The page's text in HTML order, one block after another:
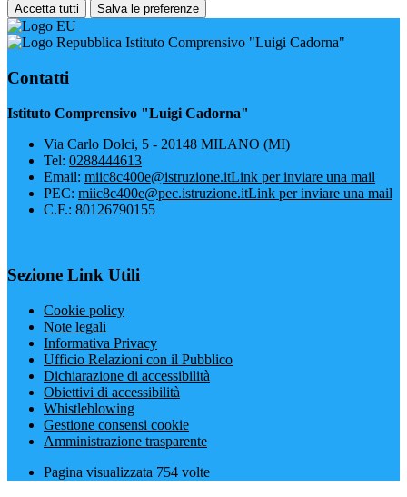
Accetta tutti Salva le preferenze
Istituto Comprensivo "Luigi Cadorna"
Contatti
Istituto Comprensivo "Luigi Cadorna"
Via Carlo Dolci, 5 - 20148 MILANO (MI)
Tel: 0288444613
Email: miic8c400e@istruzione.itLink per inviare una mail
PEC: miic8c400e@pec.istruzione.itLink per inviare una mail
C.F.: 80126790155
Sezione Link Utili
Cookie policy
Note legali
Informativa Privacy
Ufficio Relazioni con il Pubblico
Dichiarazione di accessibilità
Obiettivi di accessibilità
Whistleblowing
Gestione consensi cookie
Amministrazione trasparente
Pagina visualizzata 754 volte